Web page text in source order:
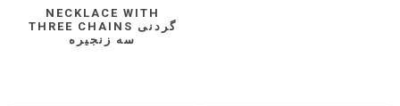
NECKLACE WITH
THREE CHAINS گردنی
سه زنجیره